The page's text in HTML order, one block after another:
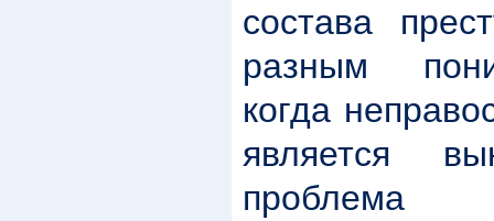
состава
разным
когда
является
проблема